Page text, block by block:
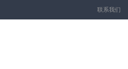
联系我们